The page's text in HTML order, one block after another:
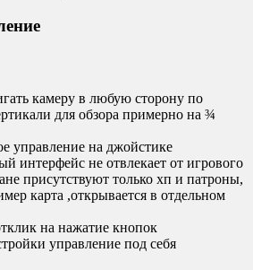
камеру в любую сторону по
для обзора примерно на ¾
управление на джойстике
интерфейс не отвлекает от игрового
присутствуют только хп и патроны,
карта ,открывается в отдельном
на нажатие кнопок
управление под себя